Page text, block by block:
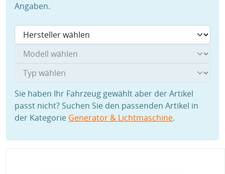
Angaben.
Sie haben Ihr Fahrzeug gewählt aber der Artikel
passt nicht? Suchen Sie den passenden Artikel in
der Kategorie Generator & Lichtmaschine.